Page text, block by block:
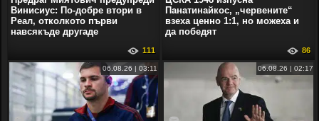
Винисиус: По-добре втори в
Реал, отколкото първи
навсякъде другаде
111
Панатинайкос, „червените“
взеха ценно 1:1, но можеха и
да победят
86
06.08.26 | 03:11 06.08.26 | 02:17